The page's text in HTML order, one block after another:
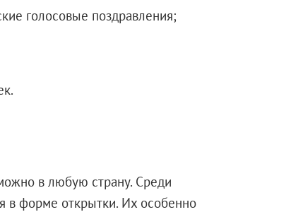
голосовые поздравления;
в любую страну. Среди
в форме открытки. Их особенно